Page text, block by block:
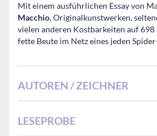
Mit einem ausführlichen Essay von
Macchio, Originalkunstwerken,
vielen anderen Kostbarkeiten auf 698
fette Beute im Netz eines jeden
AUTOREN / ZEICHNER
LESEPROBE